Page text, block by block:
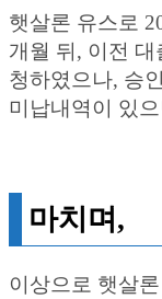
햇살론 유스로
개월 뒤, 이전
청하였으나, 승
미납내역이 있
마치며,
이상으로 햇살